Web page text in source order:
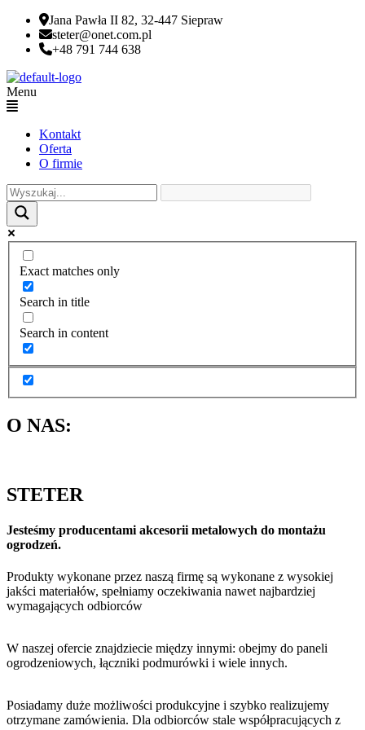
Jana Pawła II 82, 32-447 Siepraw
steter@onet.com.pl
+48 791 744 638
Menu
Kontakt
Oferta
O firmie
Exact matches only
Search in title
Search in content
O NAS:
STETER
Jesteśmy producentami akcesorii metalowych do montażu
ogrodzeń.
Produkty wykonane przez naszą firmę są wykonane z wysokiej
jakści materiałów, spełniamy oczekiwania nawet najbardziej
wymagających odbiorców
W naszej ofercie znajdziecie między innymi: obejmy do paneli
ogrodzeniowych, łączniki podmurówki i wiele innych.
Posiadamy duże możliwości produkcyjne i szybko realizujemy
otrzymane zamówienia. Dla odbiorców stale współpracujących z